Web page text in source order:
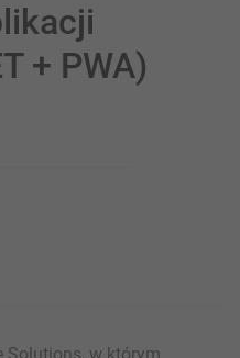
+ PWA)